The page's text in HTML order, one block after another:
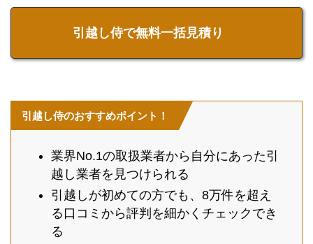
引越し侍で無料一括見積り
引越し侍のおすすめポイント！
業界No.1の取扱業者から自分にあった引
越し業者を見つけられる
引越しが初めての方でも、8万件を超え
る口コミから評判を細かくチェックでき
る